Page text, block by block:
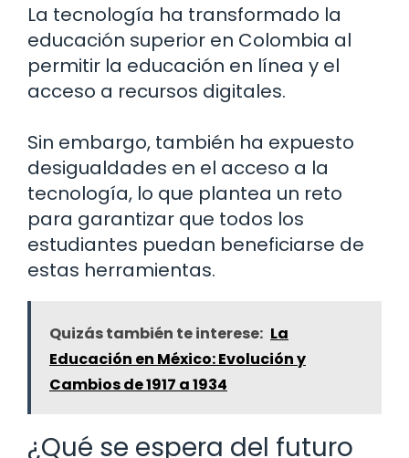
La tecnología ha transformado la
educación superior en Colombia al
permitir la educación en línea y el
acceso a recursos digitales.
Sin embargo, también ha expuesto
desigualdades en el acceso a la
tecnología, lo que plantea un reto
para garantizar que todos los
estudiantes puedan beneficiarse de
estas herramientas.
Quizás también te interese: La
Educación en México: Evolución y
Cambios de 1917 a 1934
¿Qué se espera del futuro